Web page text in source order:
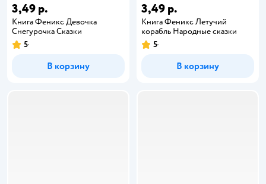
3,49 р.
Книга Феникс Девочка
Снегурочка Сказки
5
В корзину
3,49 р.
Книга Феникс Летучий
корабль Народные сказки
5
В корзину